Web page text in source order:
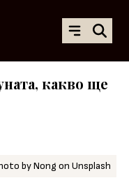
какво ще
by Nong on Unsplash